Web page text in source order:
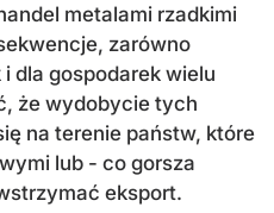
metalami rzadkimi
zarówno
dla gospodarek wielu
że wydobycie tych
na terenie państw, które
lub - co gorsza
eksport.